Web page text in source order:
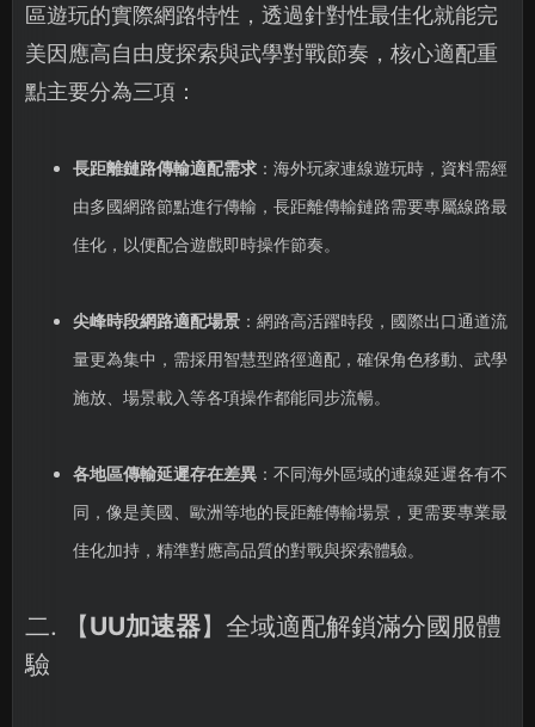
區遊玩的實際網路特性，透過針對性最佳化就能完
美因應高自由度探索與武學對戰節奏，核心適配重
點主要分為三項：
長距離鏈路傳輸適配需求：海外玩家連線遊玩時，資料需經
由多國網路節點進行傳輸，長距離傳輸鏈路需要專屬線路最
佳化，以便配合遊戲即時操作節奏。
尖峰時段網路適配場景：網路高活躍時段，國際出口通道流
量更為集中，需採用智慧型路徑適配，確保角色移動、武學
施放、場景載入等各項操作都能同步流暢。
各地區傳輸延遲存在差異：不同海外區域的連線延遲各有不
同，像是美國、歐洲等地的長距離傳輸場景，更需要專業最
佳化加持，精準對應高品質的對戰與探索體驗。
二. 【UU加速器】全域適配解鎖滿分國服體
驗